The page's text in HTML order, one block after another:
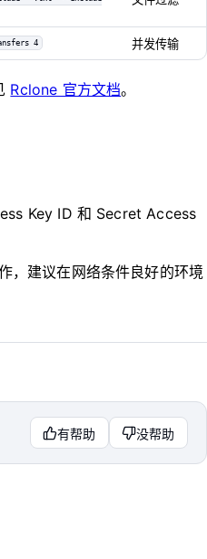
4 并发传输
Rclone 官方文档。
Key ID 和 Secret Access
，建议在网络条件良好的环境
有帮助 没帮助